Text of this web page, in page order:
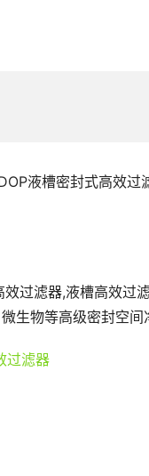
液槽密封式高效过
过滤器,液槽高效过
生物等高级密封空间